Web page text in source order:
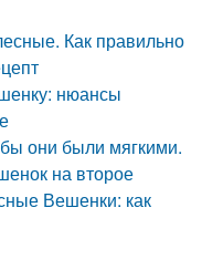
Как правильно
нюансы
они были мягкими.
на второе
Вешенки: как